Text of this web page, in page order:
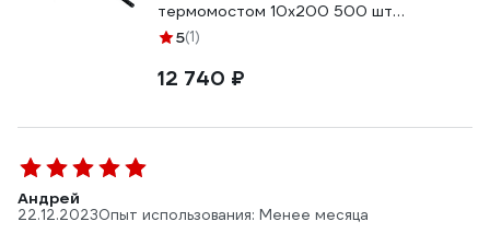
термомостом 10х200 500 шт
гм200LF
5(1)
12 740 ₽
Андрей
22.12.2023Опыт использования: Менее месяца